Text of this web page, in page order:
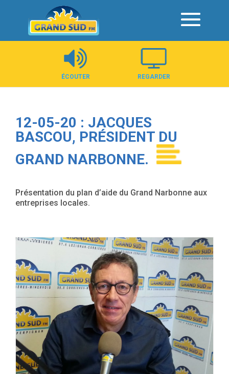
Panneau de gestion des cookies
ÉCOUTER REGARDER
12-05-20 : JACQUES
BASCOU, PRÉSIDENT DU
GRAND NARBONNE.
Présentation du plan d’aide du Grand Narbonne aux
entreprises locales.